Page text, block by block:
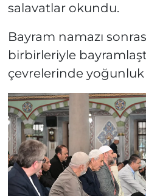
salavatlar okundu.
Bayram namazı
birbirleriyle
çevrelerinde